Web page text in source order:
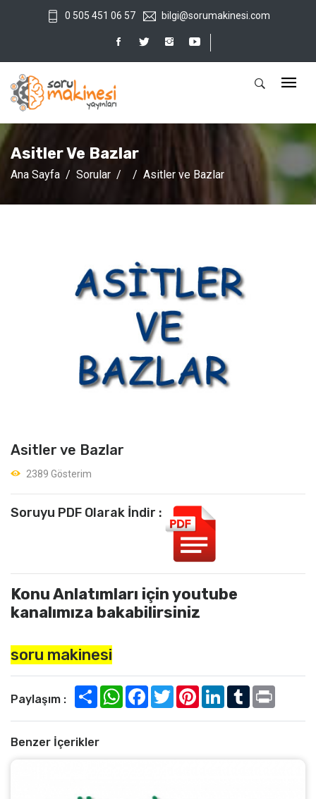
0 505 451 06 57 bilgi@sorumakinesi.com
Asitler Ve Bazlar
Ana Sayfa Sorular Asitler ve Bazlar
Asitler ve Bazlar
2389 Gösterim
Soruyu PDF Olarak İndir :
Konu Anlatımları için youtube
kanalımıza bakabilirsiniz
soru makinesi
Paylaşım :
Benzer İçerikler